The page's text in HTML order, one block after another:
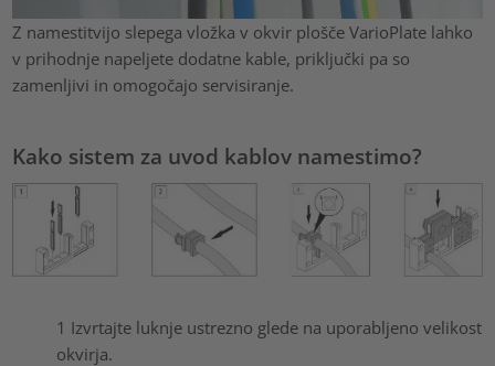
Z namestitvijo slepega vložka v okvir plošče VarioPlate lahko
v prihodnje napeljete dodatne kable, priključki pa so
zamenljivi in omogočajo servisiranje.
Kako sistem za uvod kablov namestimo?
1 Izvrtajte luknje ustrezno glede na uporabljeno velikost
okvirja.